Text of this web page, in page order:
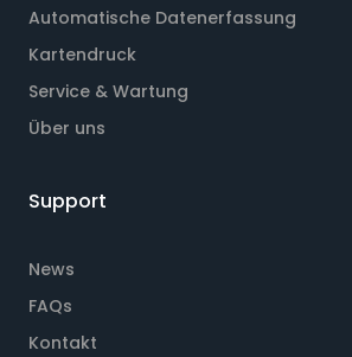
Automatische Datenerfassung
Kartendruck
Service & Wartung
Über uns
Support
News
FAQs
Kontakt